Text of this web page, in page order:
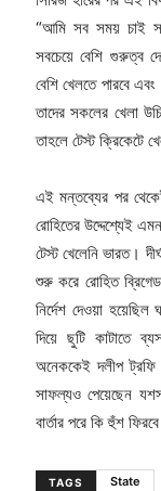
“আমি সব সময় চাই
সবচেয়ে বেশি গুরুত্ব
বেশি খেলতে পারবে
তাদের সকলের খেলা
তাহলে টেস্ট ক্রিকেটে
এই মন্তব্যের পর
রোহিতের উদ্দেশ্যেই
টেস্ট খেলেনি ভারত।
শুরু করে রোহিত
নির্দেশ দেওয়া
দিয়ে ছুটি কাটাতে
অনেককেই দলীপ ট্রফি
সাফল্যও পেয়েছেন
বার্তার পরে কি হুঁশ
TAGS State